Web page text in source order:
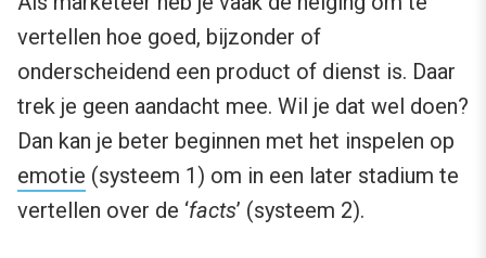
vertellen hoe goed, bijzonder of
onderscheidend een product of dienst is. Daar
trek je geen aandacht mee. Wil je dat wel doen?
Dan kan je beter beginnen met het inspelen op
emotie (systeem 1) om in een later stadium te
vertellen over de ‘facts’ (systeem 2).